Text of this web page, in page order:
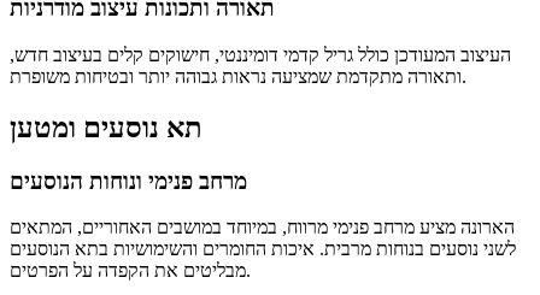
תאורה ותכונות עיצוב מודרניות
העיצוב המעודכן כולל גריל קדמי דומיננטי, חישוקים קלים בעיצוב חדש,
ותאורה מתקדמת שמציעה נראות גבוהה יותר ובטיחות משופרת.
תא נוסעים ומטען
מרחב פנימי ונוחות הנוסעים
הארונה מציע מרחב פנימי מרווח, במיוחד במושבים האחוריים, המתאים
לשני נוסעים בנוחות מרבית. איכות החומרים והשימושיות בתא הנוסעים
מבליטים את הקפדה על הפרטים.